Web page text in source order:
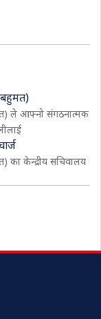
ले आफ्नो संगठनात्मक
का केन्द्रीय सचिवालय